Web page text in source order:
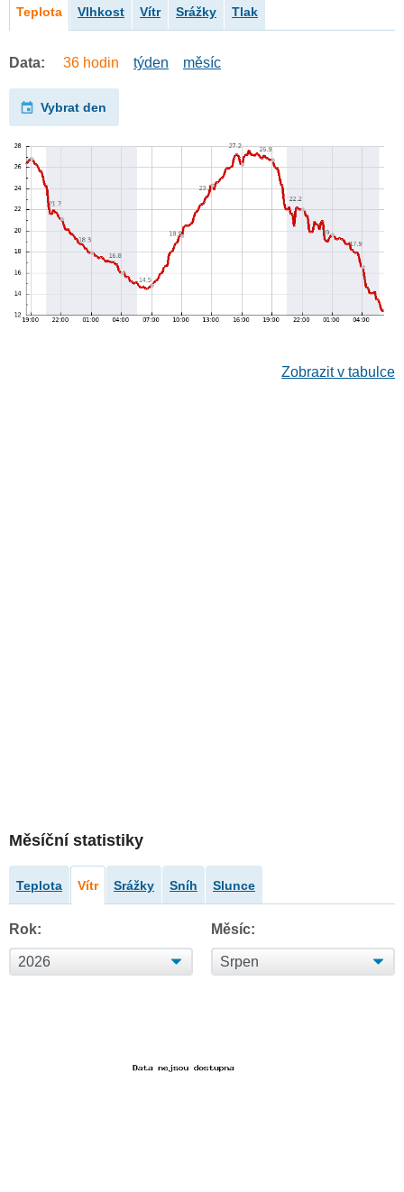
Teplota Vlhkost Vítr Srážky Tlak
Data: 36 hodin týden měsíc
Vybrat den
Zobrazit v tabulce
Měsíční statistiky
Teplota Vítr Srážky Sníh Slunce
Rok: Měsíc: